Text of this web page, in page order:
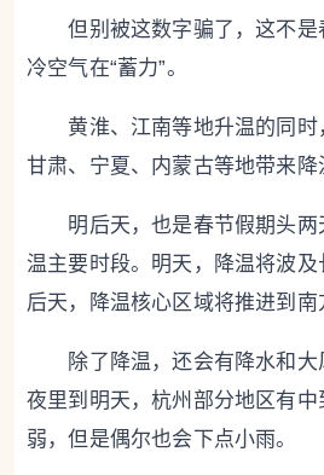
但别被这数字骗了，这不是
冷空气在“蓄力”。
黄淮、江南等地升温的同时
甘肃、宁夏、内蒙古等地带来降
明后天，也是春节假期头两
温主要时段。明天，降温将波及
后天，降温核心区域将推进到南
除了降温，还会有降水和大
夜里到明天，杭州部分地区有
弱，但是偶尔也会下点小雨。